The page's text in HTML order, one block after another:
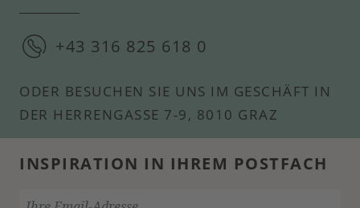
+43 316 825 618 0
ODER BESUCHEN SIE UNS IM GESCHÄFT IN
DER HERRENGASSE 7-9, 8010 GRAZ
INSPIRATION IN IHREM POSTFACH